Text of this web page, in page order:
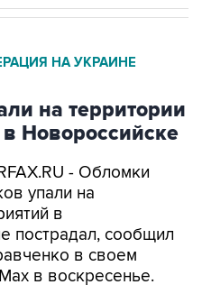
НА УКРАИНЕ
на территории
Новороссийске
- Обломки
упали на
в
пострадал, сообщил
в своем
в воскресенье.